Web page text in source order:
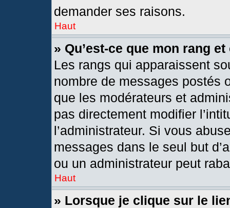
demander ses raisons.
Haut
» Qu’est-ce que mon rang
Les rangs qui apparaissent
nombre de messages postés
que les modérateurs et
pas directement modifier
l’administrateur. Si vous
messages dans le seul but
ou un administrateur peut
Haut
» Lorsque je clique sur le